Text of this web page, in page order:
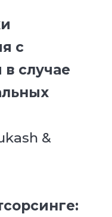
с
случае
&